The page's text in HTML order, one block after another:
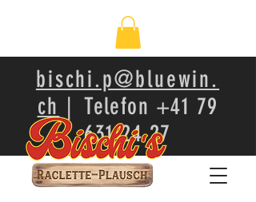
bischi.p@bluewin.
ch | Telefon +41 79
631 24 27